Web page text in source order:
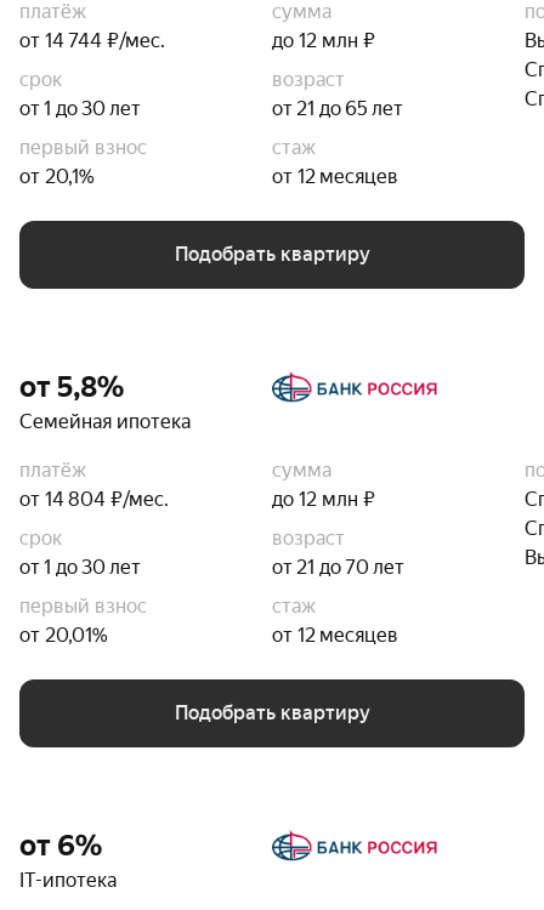
платёж
от 14 744 ₽/мес.
сумма
до 12 млн ₽
срок
от 1 до 30 лет
возраст
от 21 до 65 лет
первый взнос
от 20,1%
стаж
от 12 месяцев
Подобрать квартиру
от 5,8%
Семейная ипотека
платёж
от 14 804 ₽/мес.
сумма
до 12 млн ₽
срок
от 1 до 30 лет
возраст
от 21 до 70 лет
первый взнос
от 20,01%
стаж
от 12 месяцев
Подобрать квартиру
от 6%
IT-ипотека